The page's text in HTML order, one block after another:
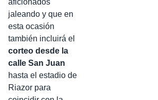
aficionados
jaleando y que en
esta ocasión
también incluirá el
corteo desde la
calle San Juan
hasta el estadio de
Riazor para